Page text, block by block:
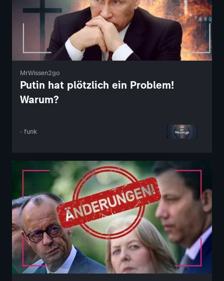
MrWissen2go
Putin hat plötzlich ein Problem!
Warum?
· funk